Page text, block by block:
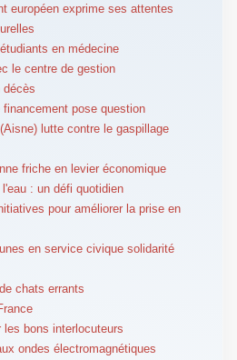
européen exprime ses attentes
en médecine
le centre de gestion
décès
pose question
lutte contre le gaspillage
friche en levier économique
: un défi quotidien
pour améliorer la prise en
en service civique solidarité
chats errants
bons interlocuteurs
ondes électromagnétiques